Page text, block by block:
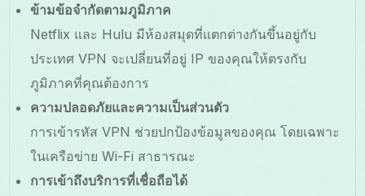
ข้ามข้อจำกัดตามภูมิภาค
Netflix และ Hulu มีห้องสมุดที่แตกต่างกันขึ้นอยู่กับ
ประเทศ VPN จะเปลี่ยนที่อยู่ IP ของคุณให้ตรงกับ
ภูมิภาคที่คุณต้องการ
ความปลอดภัยและความเป็นส่วนตัว
การเข้ารหัส VPN ช่วยปกป้องข้อมูลของคุณ โดยเฉพาะ
ในเครือข่าย Wi-Fi สาธารณะ
การเข้าถึงบริการที่เชื่อถือได้